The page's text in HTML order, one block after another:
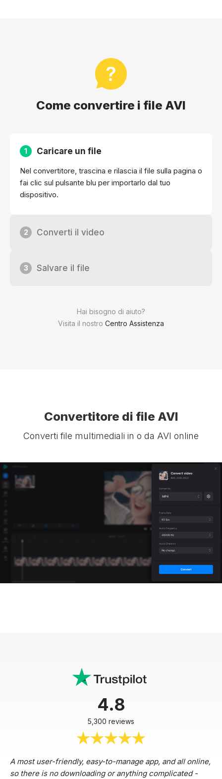
Come convertire i file AVI
Hai bisogno di aiuto?
Visita il nostro Centro Assistenza
1 Caricare un file
Nel convertitore, trascina e rilascia il file sulla pagina o
fai clic sul pulsante blu per importarlo dal tuo
dispositivo.
2 Converti il video
3 Salvare il file
Convertitore di file AVI
Converti file multimediali in o da AVI online
4.8
5,300 reviews
A most user-friendly, easy-to-manage app, and all online,
so there is no downloading or anything complicated -